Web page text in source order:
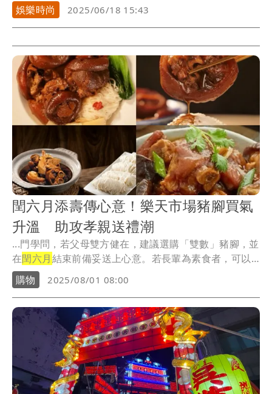
娛樂時尚 2025/06/18 15:43
閏六月添壽傳心意！樂天市場豬腳買氣
升溫 助攻孝親送禮潮
...門學問，若父母雙方健在，建議選購「雙數」豬腳，並
在閏六月結束前備妥送上心意。若長輩為素食者，可以
準備...
購物 2025/08/01 08:00